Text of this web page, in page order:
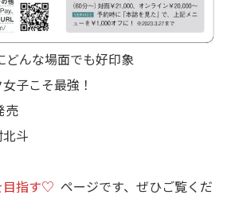
どんな場面でも好印象
子こそ最強！
売
斗
目指す♡ ページです、ぜひご覧くだ